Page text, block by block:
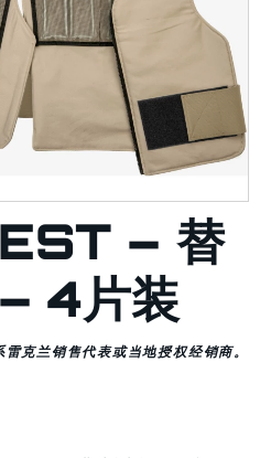
– 替
4片装
克兰销售代表或当地授权经销商。